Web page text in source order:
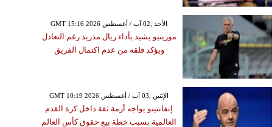
GMT 15:16 2026 الأحد ,02 آب / أغسطس
مورينيو يشيد بأداء ريال مدريد رغم التعادل
ويؤكد قلقه من عدم اكتمال الفريق
GMT 10:19 2026 الإثنين ,03 آب / أغسطس
إنفانتينو يواجه أزمة ثقة داخل كرة القدم
العالمية بسبب خطة بيع حقوق كأس العالم